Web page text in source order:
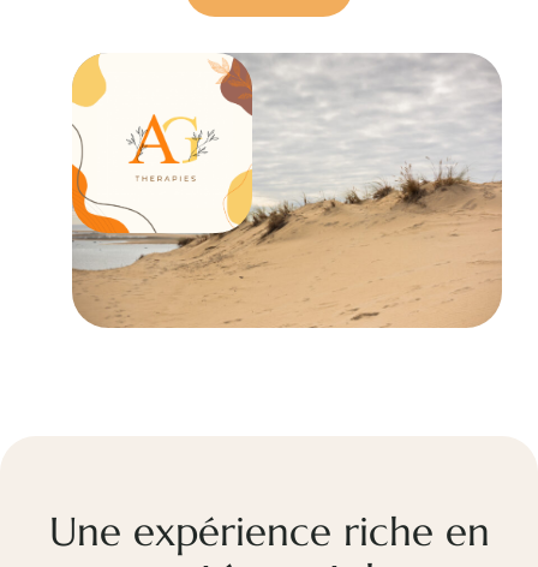
Une expérience riche en